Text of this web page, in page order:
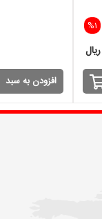
%1
افزودن به سبد